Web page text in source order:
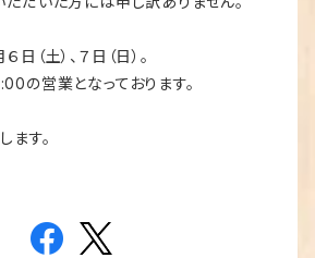
（土）、７日（日）。
の営業となっております。
ます。